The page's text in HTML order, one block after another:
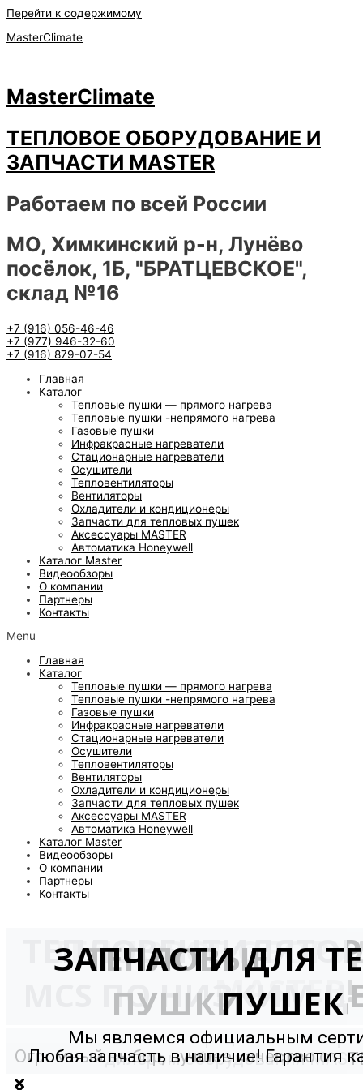
Перейти к содержимому
MasterClimate
MasterClimate
ТЕПЛОВОЕ ОБОРУДОВАНИЕ И
ЗАПЧАСТИ MASTER
Работаем по всей России
МО, Химкинский р-н, Лунёво
посёлок, 1Б, "БРАТЦЕВСКОЕ",
склад №16
+7 (916) 056-46-46
+7 (977) 946-32-60
+7 (916) 879-07-54
Главная
Каталог
Тепловые пушки — прямого нагрева
Тепловые пушки -непрямого нагрева
Газовые пушки
Инфракрасные нагреватели
Стационарные нагреватели
Осушители
Тепловентиляторы
Вентиляторы
Охладители и кондиционеры
Запчасти для тепловых пушек
Аксессуары MASTER
Автоматика Honeywell
Каталог Master
Видеообзоры
О компании
Партнеры
Контакты
Menu
Главная
Каталог
Тепловые пушки — прямого нагрева
Тепловые пушки -непрямого нагрева
Газовые пушки
Инфракрасные нагреватели
Стационарные нагреватели
Осушители
Тепловентиляторы
Вентиляторы
Охладители и кондиционеры
Запчасти для тепловых пушек
Аксессуары MASTER
Автоматика Honeywell
Каталог Master
Видеообзоры
О компании
Партнеры
Контакты
ТЕПЛОВОЕ
MASTER!
Мы являемся официальным
дилером оборудования
MCS ПО НИЗКИМ
ТЕПЛОВЫЕ
ПУШКИ
Огромный выбор, лучшее качество от
ЗАПЧАСТИ ДЛЯ
ПУШЕК
Любая запчасть в наличие! Гарантия